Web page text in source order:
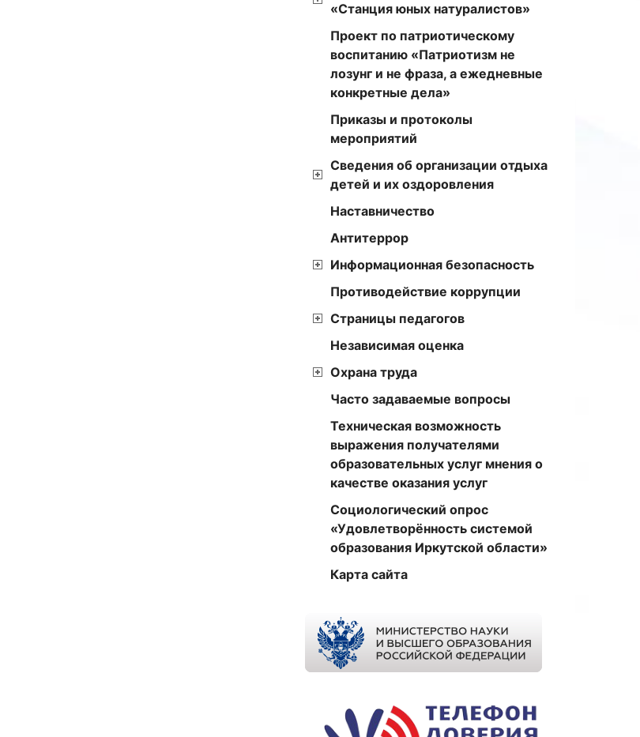
«Станция юных натуралистов»
Проект по патриотическому
воспитанию «Патриотизм не
лозунг и не фраза, а ежедневные
конкретные дела»
Приказы и протоколы
мероприятий
Сведения об организации отдыха
детей и их оздоровления
Наставничество
Антитеррор
Информационная безопасность
Противодействие коррупции
Страницы педагогов
Независимая оценка
Охрана труда
Часто задаваемые вопросы
Техническая возможность
выражения получателями
образовательных услуг мнения о
качестве оказания услуг
Социологический опрос
«Удовлетворённость системой
образования Иркутской области»
Карта сайта